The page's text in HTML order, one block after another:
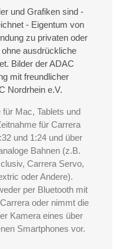
und Grafiken sind -
- Eigentum von
zu privaten oder
ausdrückliche
Bilder der ADAC
mit freundlicher
Nordrhein e.V.
Mac, Tablets und
für Carrera
und 1:24 und über
Bahnen (z.B.
Carrera Servo,
oder Andere).
per Bluetooth mit
oder nimmt die
Kamera eines über
Smartphones vor.